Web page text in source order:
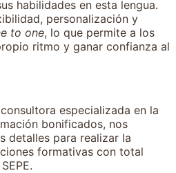
habilidades en esta lengua.
personalización y
to one, lo que permite a los
ritmo y ganar confianza al
especializada en la
bonificados, nos
detalles para realizar la
formativas con total